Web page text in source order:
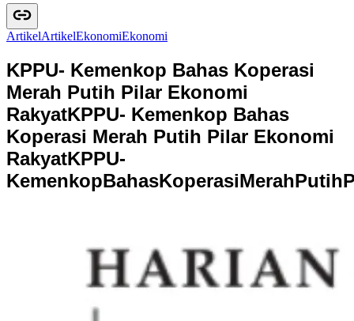
ArtikelArtikelEkonomiEkonomi
KPPU- Kemenkop Bahas Koperasi
Merah Putih Pilar Ekonomi
RakyatKPPU- Kemenkop Bahas
Koperasi Merah Putih Pilar Ekonomi
RakyatKPPU-
KemenkopBahasKoperasiMerahPutih